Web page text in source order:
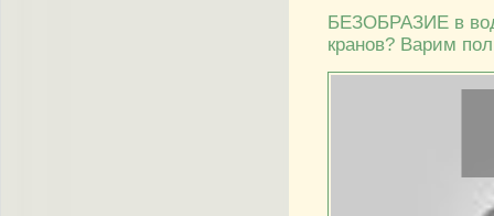
БЕЗОБРАЗИЕ в
кранов? Варим